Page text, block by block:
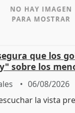
que los
sobre los
06/08/2026